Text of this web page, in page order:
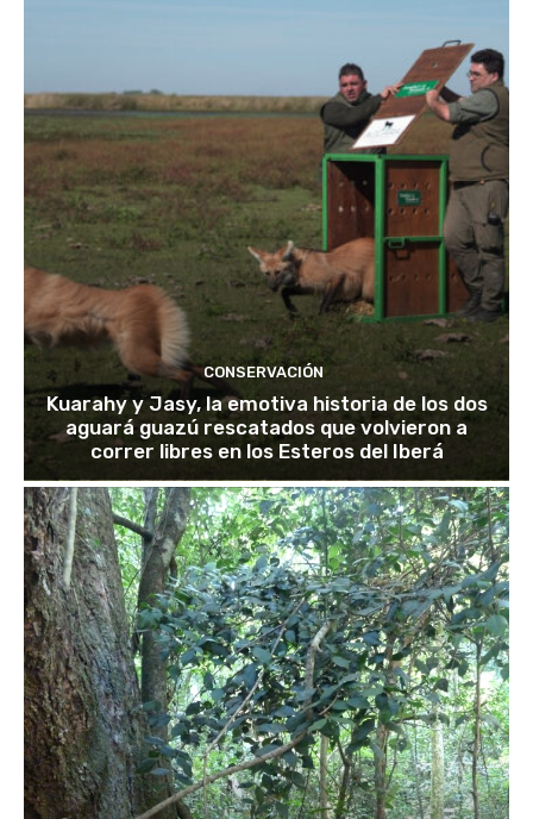
CONSERVACIÓN
Kuarahy y Jasy, la emotiva historia de los dos
aguará guazú rescatados que volvieron a
correr libres en los Esteros del Iberá